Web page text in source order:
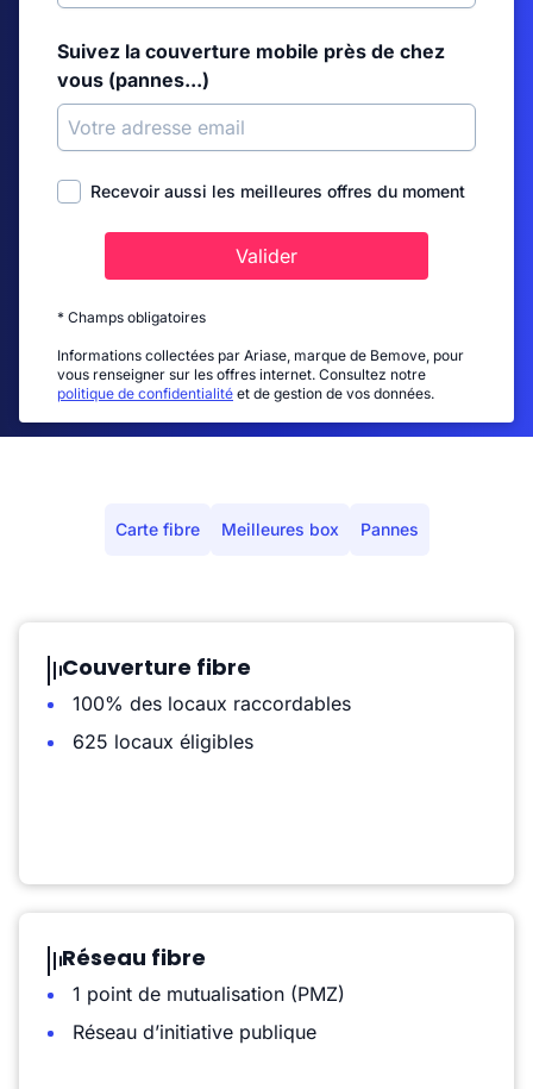
Suivez la couverture mobile près de chez
vous (pannes...)
Recevoir aussi les meilleures offres du moment
Valider
* Champs obligatoires
Informations collectées par Ariase, marque de Bemove, pour
vous renseigner sur les offres internet. Consultez notre
politique de confidentialité et de gestion de vos données.
Carte fibre Meilleures box Pannes
Couverture fibre
100% des locaux raccordables
625 locaux éligibles
Réseau fibre
1 point de mutualisation (PMZ)
Réseau d’initiative publique